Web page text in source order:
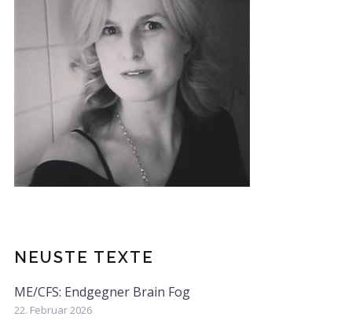
NEUSTE TEXTE
ME/CFS: Endgegner Brain Fog
22. Februar 2026